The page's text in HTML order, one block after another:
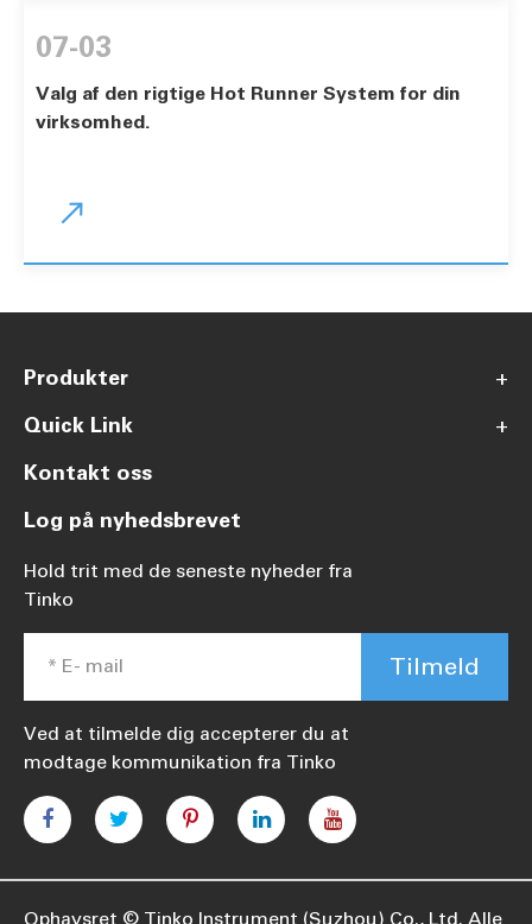
07-03
Valg af den rigtige Hot Runner System for din
virksomhed.

Produkter
+
Quick Link
+
Kontakt oss
Log på nyhedsbrevet
Hold trit med de seneste nyheder fra
Tinko
Tilmeld
Ved at tilmelde dig accepterer du at
modtage kommunikation fra Tinko
Ophavsret © Tinko Instrument (Suzhou) Co., Ltd. Alle